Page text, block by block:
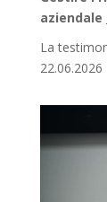
aziendale
La
22.06.2026